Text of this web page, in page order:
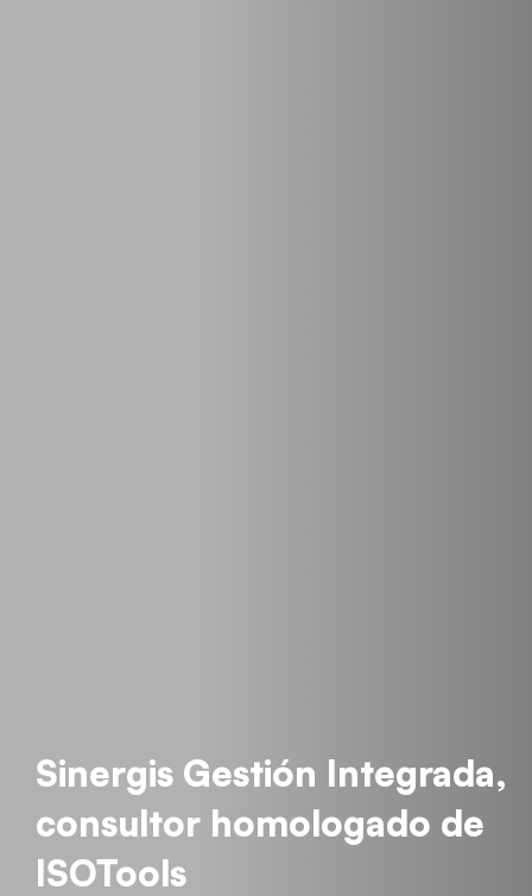
Sinergis Gestión Integrada,
consultor homologado de
ISOTools